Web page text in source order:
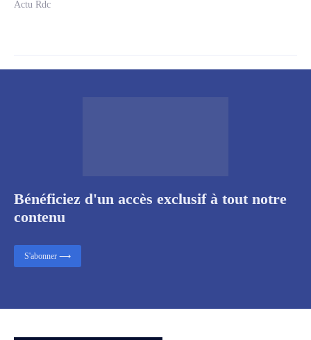
Actu Rdc
Bénéficiez d'un accès exclusif à tout notre
contenu
S'abonner ⟶